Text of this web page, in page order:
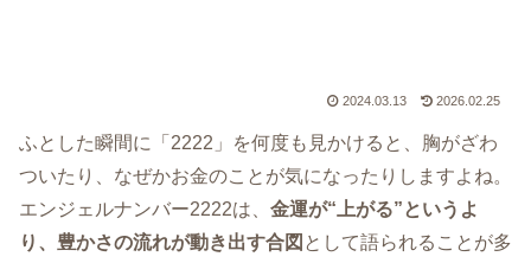
2024.03.13 2026.02.25
ふとした瞬間に「2222」を何度も見かけると、胸がざわ
ついたり、なぜかお金のことが気になったりしますよね。
エンジェルナンバー2222は、 金運が“上がる”というよ
り、豊かさの流れが動き出す合図 として語られることが多